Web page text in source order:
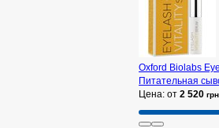
Oxford Biolabs
Питательная
Цена: от 2 520 грн